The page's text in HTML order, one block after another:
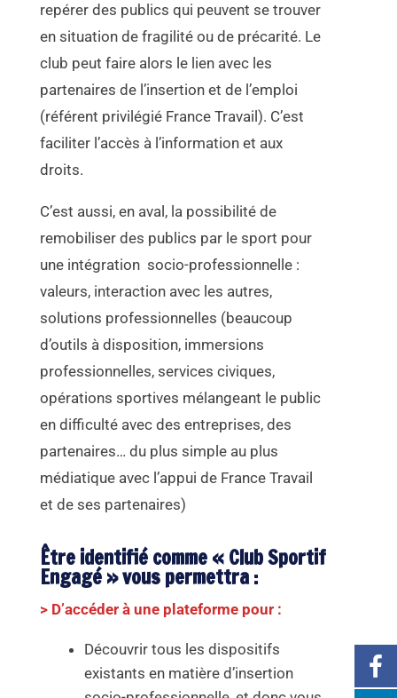
repérer des publics qui peuvent se trouver
en situation de fragilité ou de précarité. Le
club peut faire alors le lien avec les
partenaires de l’insertion et de l’emploi
(référent privilégié France Travail). C’est
faciliter l’accès à l’information et aux
droits.
C’est aussi, en aval, la possibilité de
remobiliser des publics par le sport pour
une intégration socio-professionnelle :
valeurs, interaction avec les autres,
solutions professionnelles (beaucoup
d’outils à disposition, immersions
professionnelles, services civiques,
opérations sportives mélangeant le public
en difficulté avec des entreprises, des
partenaires… du plus simple au plus
médiatique avec l’appui de France Travail
et de ses partenaires)
Être identifié comme « Club Sportif
Engagé » vous permettra :
> D’accéder à une plateforme pour :
Découvrir tous les dispositifs
existants en matière d’insertion